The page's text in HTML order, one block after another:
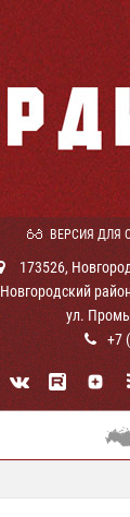
ВЕРСИЯ ДЛЯ
173526,
Новгородский
ул.
+7